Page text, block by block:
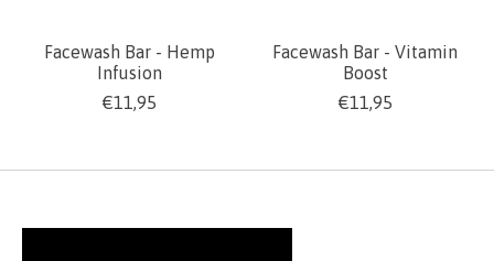
Facewash Bar - Hemp
Infusion
€11,95
Facewash Bar - Vitamin
Boost
€11,95